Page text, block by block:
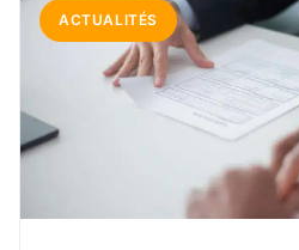
ACTUALITÉS